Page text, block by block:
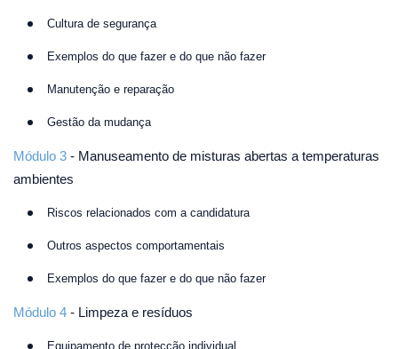
Cultura de segurança
Exemplos do que fazer e do que não fazer
Manutenção e reparação
Gestão da mudança
Módulo 3 - Manuseamento de misturas abertas a temperaturas
ambientes
Riscos relacionados com a candidatura
Outros aspectos comportamentais
Exemplos do que fazer e do que não fazer
Módulo 4 - Limpeza e resíduos
Equipamento de protecção individual